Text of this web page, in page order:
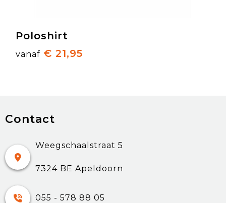
Poloshirt
vanaf € 21,95
Contact
Weegschaalstraat 5
7324 BE Apeldoorn
055 - 578 88 05